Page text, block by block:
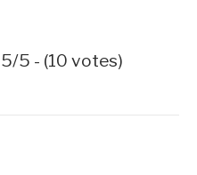
5/5 - (10 votes)